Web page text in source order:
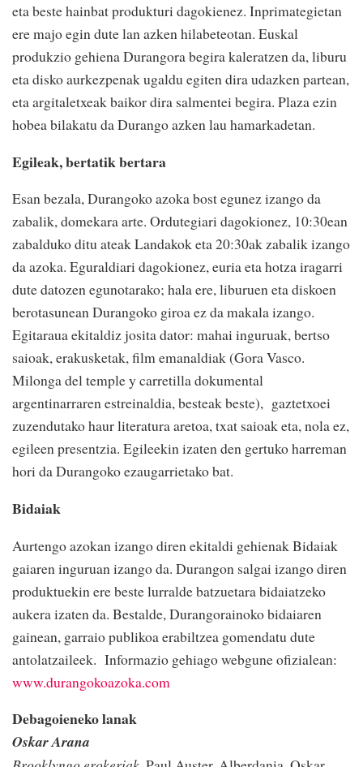
eta beste hainbat produkturi dagokienez. Inprimategietan
ere majo egin dute lan azken hilabeteotan. Euskal
produkzio gehiena Durangora begira kaleratzen da, liburu
eta disko aurkezpenak ugaldu egiten dira udazken partean,
eta argitaletxeak baikor dira salmentei begira. Plaza ezin
hobea bilakatu da Durango azken lau hamarkadetan.
Egileak, bertatik bertara
Esan bezala, Durangoko azoka bost egunez izango da
zabalik, domekara arte. Ordutegiari dagokionez, 10:30ean
zabalduko ditu ateak Landakok eta 20:30ak zabalik izango
da azoka. Eguraldiari dagokionez, euria eta hotza iragarri
dute datozen egunotarako; hala ere, liburuen eta diskoen
berotasunean Durangoko giroa ez da makala izango.
Egitaraua ekitaldiz josita dator: mahai inguruak, bertso
saioak, erakusketak, film emanaldiak (Gora Vasco.
Milonga del temple y carretilla dokumental
argentinarraren estreinaldia, besteak beste), gaztetxoei
zuzendutako haur literatura aretoa, txat saioak eta, nola ez,
egileen presentzia. Egileekin izaten den gertuko harreman
hori da Durangoko ezaugarrietako bat.
Bidaiak
Aurtengo azokan izango diren ekitaldi gehienak Bidaiak
gaiaren inguruan izango da. Durangon salgai izango diren
produktuekin ere beste lurralde batzuetara bidaiatzeko
aukera izaten da. Bestalde, Durangorainoko bidaiaren
gainean, garraio publikoa erabiltzea gomendatu dute
antolatzaileek. Informazio gehiago webgune ofizialean:
www.durangokoazoka.com
Debagoieneko lanak
Oskar Arana